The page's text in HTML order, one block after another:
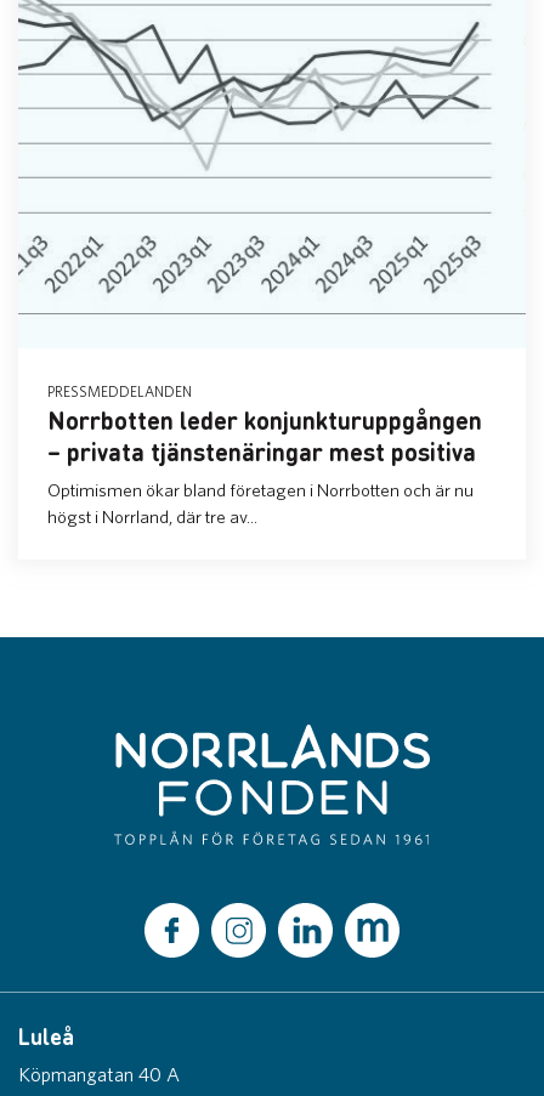
PRESSMEDDELANDEN
Norrbotten leder konjunkturuppgången
– privata tjänstenäringar mest positiva
Optimismen ökar bland företagen i Norrbotten och är nu
högst i Norrland, där tre av...
Luleå
Köpmangatan 40 A